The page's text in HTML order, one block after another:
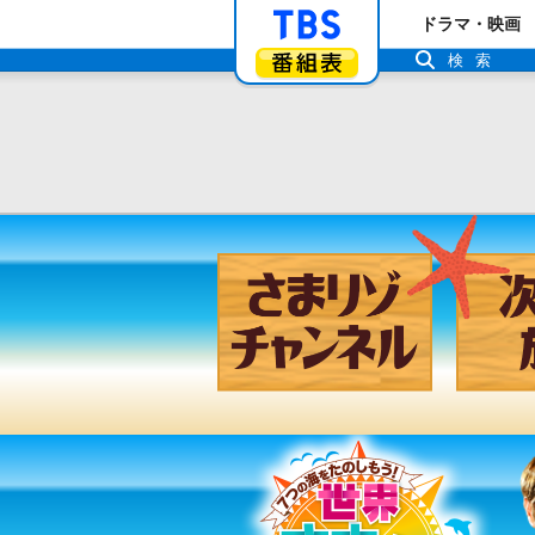
「TBSテレビ」ト
番組表
ドラマ・映画
検索
さまリ